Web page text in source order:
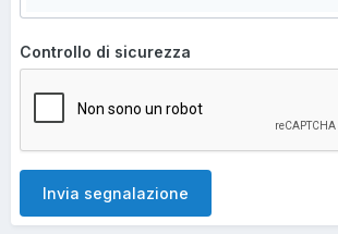
Controllo di sicurezza
Invia segnalazione